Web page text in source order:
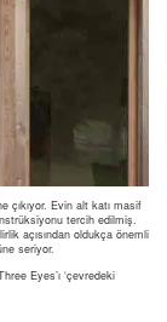
çıkıyor. Evin alt katı masif
tercih edilmiş.
açısından oldukça önemli
seriyor.
Eyes’ı ‘çevredeki